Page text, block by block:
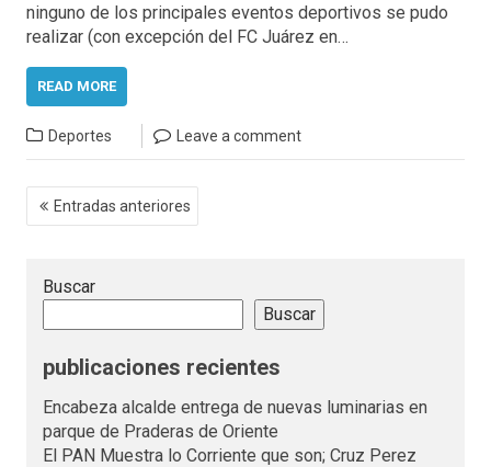
ninguno de los principales eventos deportivos se pudo
realizar (con excepción del FC Juárez en…
READ MORE
Deportes Leave a comment
Navegación
de Entradas anteriores
Buscar
Buscar
publicaciones recientes
Encabeza alcalde entrega de nuevas luminarias en
parque de Praderas de Oriente
El PAN Muestra lo Corriente que son; Cruz Perez